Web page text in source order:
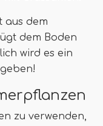
aus dem
dem Boden
wird es ein
zu verwenden,